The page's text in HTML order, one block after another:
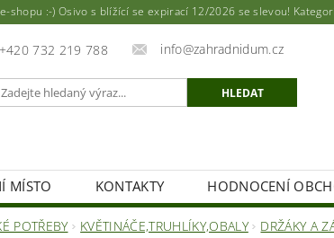
:-) Osivo s blížící se expirací 12/2026 se slevou! Kategorie
+420 732 219 788 info@zahradnidum.cz
MÍSTO KONTAKTY HODNOCENÍ
POTŘEBY KVĚTINÁČE,TRUHLÍKY,OBALY DRŽÁKY A